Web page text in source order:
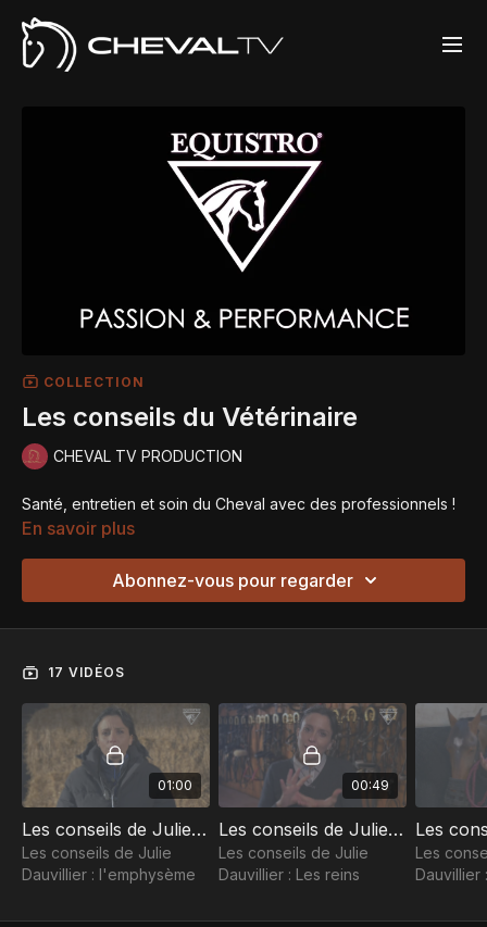
COLLECTION
Les conseils du Vétérinaire
CHEVAL TV PRODUCTION
Santé, entretien et soin du Cheval avec des professionnels !
En savoir plus
Abonnez-vous pour regarder
17 VIDÉOS
01:00
Les conseils de Julie Dauvillier : l'emphysème
Les conseils de Julie
Dauvillier : l'emphysème
00:49
Les conseils de Julie Dauvillier : Les reins
Les conseils de Julie
Dauvillier : Les reins
Les
Dauvillier